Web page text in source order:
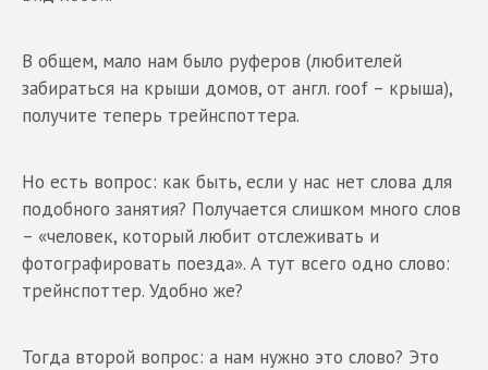
В общем, мало нам было руферов (любителей
забираться на крыши домов, от англ. roof – крыша),
получите теперь трейнспоттера.
Но есть вопрос: как быть, если у нас нет слова для
подобного занятия? Получается слишком много слов
– «человек, который любит отслеживать и
фотографировать поезда». А тут всего одно слово:
трейнспоттер. Удобно же?
Тогда второй вопрос: а нам нужно это слово? Это